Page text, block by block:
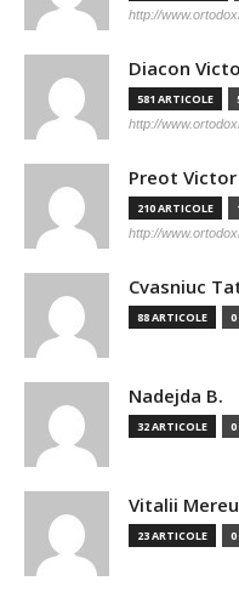
http://
Diacon
581 ARTICOLE
http://
Preot
210 ARTICOLE
http://
Cvasniuc
88 ARTICOLE 0
Nadejda B.
32 ARTICOLE 0
Vitalii
23 ARTICOLE 0